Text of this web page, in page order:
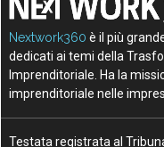
Nextwork360 è il più
dedicati ai temi della
Imprenditoriale. Ha la
imprenditoriale nelle
Testata registrata al